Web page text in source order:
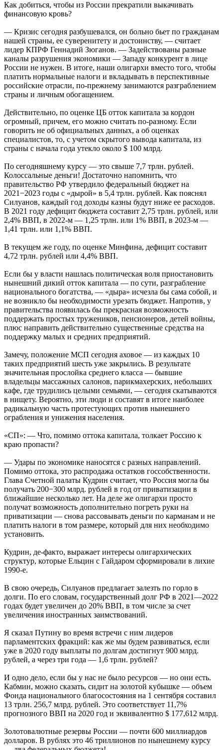
Как добиться, чтобы из России прекратили выкачивать
финансовую кровь?
— Кризис сегодня разбушевался, он больно бьет по гражданам
нашей страны, ее суверенитету и достоинству, — считает
лидер КПРФ Геннадий Зюганов. — Задействованы разные
каналы разрушения экономики — Западу конкурент в лице
России не нужен. В итоге, наши олигархи вместо того, чтобы
платить нормальные налоги и вкладывать в перспективные
российские отрасли, по-прежнему занимаются разграблением
страны и личным обогащением.
Действительно, по оценке ЦБ отток капитала за кордон
огромный, причем, его можно считать по-разному. Если
говорить не об официальных данных, а об оценках
специалистов, то, с учетом скрытого вывода капитала, из
страны с начала года утекло около $ 100 млрд.
По сегодняшнему курсу — это свыше 7,7 трлн. рублей.
Колоссальные деньги! Достаточно напомнить, что
правительство РФ утвердило федеральный бюджет на
2021−2023 годы с «дырой» в 5,4 трлн. рублей. Как пояснял
Силуанов, каждый год доходы казны будут ниже ее расходов.
В 2021 году дефицит бюджета составит 2,75 трлн. рублей, или
2,4% ВВП, в 2022-м — 1,25 трлн. или 1% ВВП, в 2023-м —
1,41 трлн. или 1,1% ВВП.
В текущем же году, по оценке Минфина, дефицит составит
4,72 трлн. рублей или 4,4% ВВП.
Если бы у власти нашлась политическая воля приостановить
нынешний дикий отток капитала — по сути, разграбление
национального богатства, — «дыра» исчезла бы сама собой, и
не возникло бы необходимости урезать бюджет. Напротив, у
правительства появилась бы прекрасная возможность
поддержать простых тружеников, пенсионеров, детей войны,
плюс направить действительно существенные средства на
поддержку малых и средних предприятий.
Замечу, положение МСП сегодня аховое — из каждых 10
таких предприятий шесть уже закрылись. В результате
значительная прослойка среднего класса — бывшие
владельцы массажных салонов, парикмахерских, небольших
кафе, где трудились целыми семьями, — сегодня скатываются
в нищету. Вероятно, эти люди и составят в итоге наиболее
радикальную часть протестующих против нынешнего
ограбления и унижения населения.
«СП»: — Что, помимо оттока капитала, толкает Россию к
краю пропасти?
— Удары по экономике наносятся с разных направлений.
Помимо оттока, это распродажа остатков госсобственности.
Глава Счетной палаты Кудрин считает, что Россия могла бы
получать 200−300 млрд. рублей в год от приватизации в
ближайшие несколько лет. На деле же олигархи просто
получат возможность дополнительно погреть руки на
приватизации — снова рассовывать деньги по карманам и не
платить налоги в том размере, который для них необходимо
установить.
Кудрин, де-факто, выражает интересы олигархических
структур, которые Ельцин с Гайдаром сформировали в лихие
1990-е.
В свою очередь, Силуанов предлагает залезть по горло в
долги. По его словам, государственный долг РФ в 2021—2022
годах будет увеличен до 20% ВВП, в том числе за счет
увеличения иностранных заимствований.
Я сказал Путину во время встречи с ним лидеров
парламентских фракций: как же мы будем развиваться, если
уже в 2020 году выплаты по долгам достигнут 900 млрд.
рублей, а через три года — 1,6 трлн. рублей?
И одно дело, если бы у нас не было ресурсов — но они есть.
Кабмин, можно сказать, сидит на золотой кубышке — объем
Фонда национального благосостояния на 1 сентября составил
13 трлн. 256,7 млрд. рублей. Это соответствует 11,7%
прогнозного ВВП на 2020 год и эквивалентно $ 177,612 млрд.
Золотовалютные резервы России — почти 600 миллиардов
долларов. В рублях это 46 триллионов по нынешнему курсу